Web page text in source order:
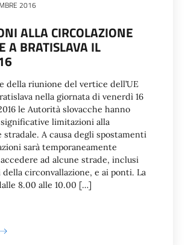
2016
ALLA CIRCOLAZIONE
A BRATISLAVA IL
della riunione del vertice dell’UE
nella giornata di venerdì 16
le Autorità slovacche hanno
limitazioni alla
stradale. A causa degli spostamenti
sarà temporaneamente
ad alcune strade, inclusi
circonvallazione, e ai ponti. La
8.00 alle 10.00 […]